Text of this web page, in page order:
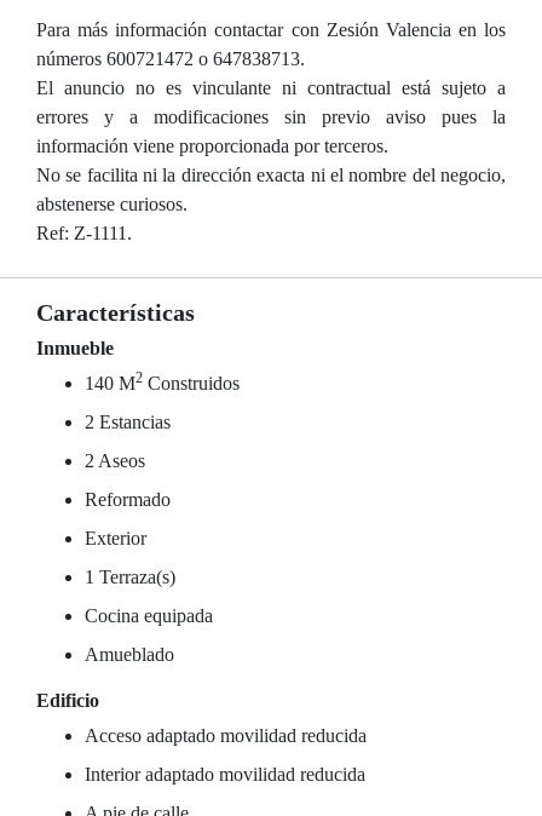
Para más información contactar con Zesión Valencia en los
números 600721472 o 647838713.
El anuncio no es vinculante ni contractual está sujeto a
errores y a modificaciones sin previo aviso pues la
información viene proporcionada por terceros.
No se facilita ni la dirección exacta ni el nombre del negocio,
abstenerse curiosos.
Ref: Z-1111.
Características
Inmueble
140 M2 Construidos
2 Estancias
2 Aseos
Reformado
Exterior
1 Terraza(s)
Cocina equipada
Amueblado
Edificio
Acceso adaptado movilidad reducida
Interior adaptado movilidad reducida